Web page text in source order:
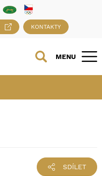
KONTAKTY
MENU
SDÍLET